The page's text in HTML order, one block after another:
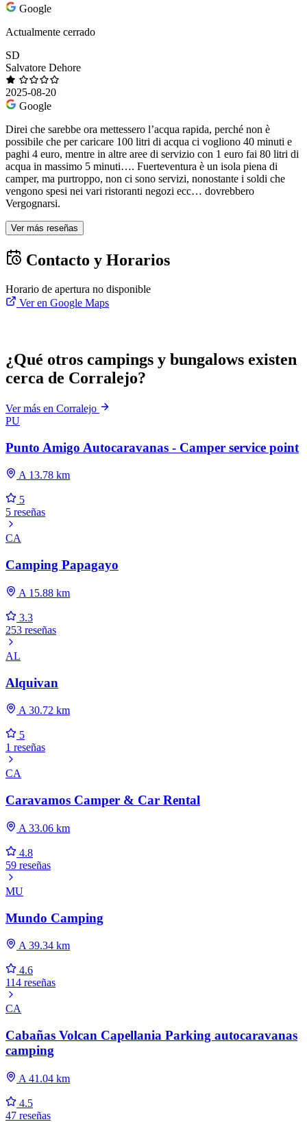
Google
Actualmente cerrado
SD
Salvatore Dehore
2025-08-20
Google
Direi che sarebbe ora mettessero l’acqua rapida, perché non è
possibile che per caricare 100 litri di acqua ci vogliono 40 minuti e
paghi 4 euro, mentre in altre aree di servizio con 1 euro fai 80 litri di
acqua in massimo 5 minuti…. Fuerteventura è un isola piena di
camper, ma purtroppo, non ci sono servizi, nonostante i soldi che
vengono spesi nei vari ristoranti negozi ecc… dovrebbero
Vergognarsi.
Ver más reseñas
Contacto y Horarios
Horario de apertura no disponible
Ver en Google Maps
¿Qué otros campings y bungalows existen
cerca de Corralejo?
Ver más en Corralejo
PU
Punto Amigo Autocaravanas - Camper service point
A 13.78 km
5
5 reseñas
CA
Camping Papagayo
A 15.88 km
3.3
253 reseñas
AL
Alquivan
A 30.72 km
5
1 reseñas
CA
Caravamos Camper & Car Rental
A 33.06 km
4.8
59 reseñas
MU
Mundo Camping
A 39.34 km
4.6
114 reseñas
CA
Cabañas Volcan Capellania Parking autocaravanas
camping
A 41.04 km
4.5
47 reseñas